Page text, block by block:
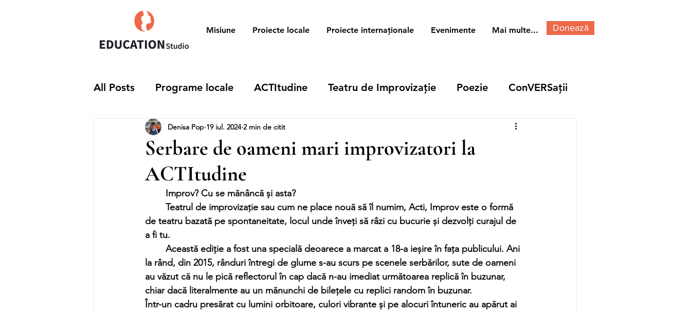
Misiune Proiecte locale Proiecte internaționale Evenimente Mai multe... Donează
All Posts Programe locale ACTItudine Teatru de Improvizație Poezie ConVERSații
Odiseea
Serbare de oameni mari improvizatori la
ACTItudine
Denisa Pop 19 iul. 2024 2 min de citit
	Improv? Cu se mănâncă și asta?
de teatru bazată pe spontaneitate, locul unde înveți să râzi cu bucurie și dezvolți curajul de
a fi tu.
la rând, din 2015, rânduri întregi de glume s-au scurs pe scenele serbărilor, sute de oameni
au văzut că nu le pică reflectorul în cap dacă n-au imediat următoarea replică în buzunar,
chiar dacă literalmente au un mănunchi de bilețele cu replici random în buzunar.
Într-un cadru presărat cu lumini orbitoare, culori vibrante și pe alocuri întuneric au apărut ai